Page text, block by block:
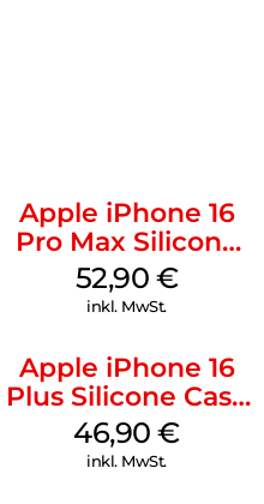
Apple iPhone 16
Pro Max Silicone
Case MagSafe
Ultramarine
52,90 €
inkl. MwSt.
Apple iPhone 16
Plus Silicone Case
MagSafe Stone
Gray
46,90€
inkl. MwSt.